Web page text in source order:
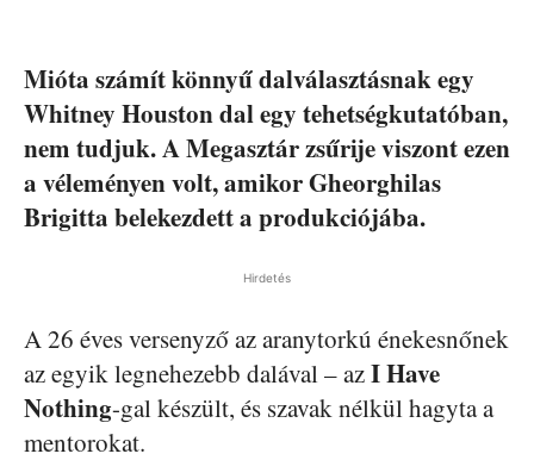
Mióta számít könnyű dalválasztásnak egy
Whitney Houston dal egy tehetségkutatóban,
nem tudjuk. A Megasztár zsűrije viszont ezen
a véleményen volt, amikor Gheorghilas
Brigitta belekezdett a produkciójába.
Hirdetés
A 26 éves versenyző az aranytorkú énekesnőnek
az egyik legnehezebb dalával – azI Have
Nothing-gal készült, és szavak nélkül hagyta a
mentorokat.